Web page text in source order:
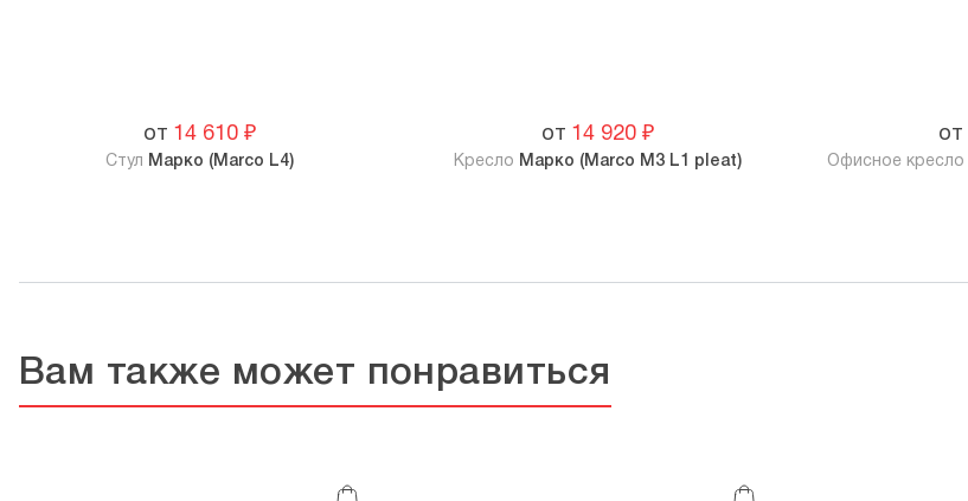
от 14 610 ₽
Стул Марко (Marco L4)
от 14 920₽
Кресло Марко (Marco M3 L1 pleat)
от
Офисное кресло
Вам также может понравиться